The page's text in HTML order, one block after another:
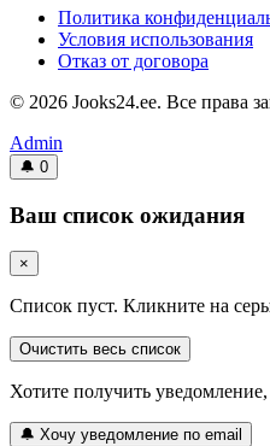
Политика
Условия использования
Отказ от договора
© 2026 Jooks24.ee. Все права
Admin
🔔 0
Ваш список ожидания
×
Список пуст. Кликните на
Очистить весь список
Хотите получить уведомление,
🔔 Хочу уведомление по email